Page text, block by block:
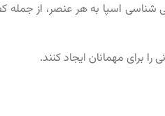
شناسی اسپا به هر عنصر، از
برای مهمانان ایجاد کنند.